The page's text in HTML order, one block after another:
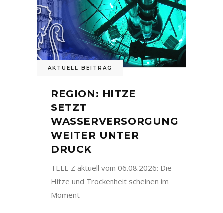
AKTUELL BEITRAG
REGION: HITZE
SETZT
WASSERVERSORGUNG
WEITER UNTER
DRUCK
TELE Z aktuell vom 06.08.2026: Die
Hitze und Trockenheit scheinen im
Moment